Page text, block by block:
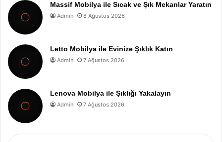
Massif Mobilya ile Sıcak ve Şık Mekanlar Yaratın
Admin 8 Ağustos 2026
Letto Mobilya ile Evinize Şıklık Katın
Admin 7 Ağustos 2026
Lenova Mobilya ile Şıklığı Yakalayın
Admin 7 Ağustos 2026